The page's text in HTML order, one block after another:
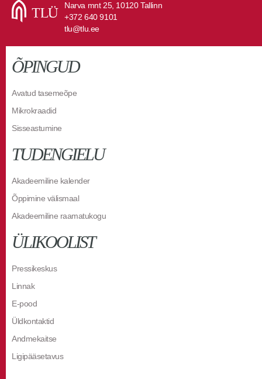
Narva mnt 25, 10120 Tallinn
+372 640 9101
tlu@tlu.ee
ÕPINGUD
Avatud tasemeõpe
Mikrokraadid
Sisseastumine
TUDENGIELU
Akadeemiline kalender
Õppimine välismaal
Akadeemiline raamatukogu
ÜLIKOOLIST
Pressikeskus
Linnak
E-pood
Üldkontaktid
Andmekaitse
Ligipääsetavus